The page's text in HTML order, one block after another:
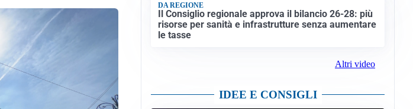
DA REGIONE
Il Consiglio regionale approva il bilancio 26-28: più
risorse per sanità e infrastrutture senza aumentare
le tasse
Altri video
IDEE E CONSIGLI